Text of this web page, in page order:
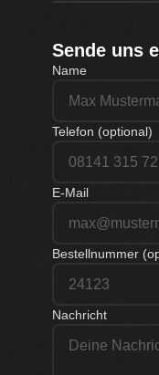
Sende uns
Name
Telefon (optional)
E-Mail
Bestellnummer
Nachricht